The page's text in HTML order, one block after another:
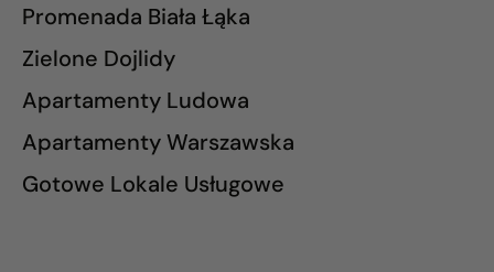
Promenada Biała Łąka
Zielone Dojlidy
Apartamenty Ludowa
Apartamenty Warszawska
Gotowe Lokale Usługowe